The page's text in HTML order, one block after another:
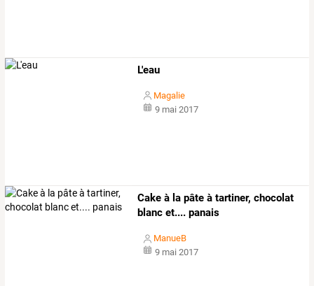
L'eau
Magalie
9 mai 2017
Cake à la pâte à tartiner, chocolat
blanc et.... panais
ManueB
9 mai 2017